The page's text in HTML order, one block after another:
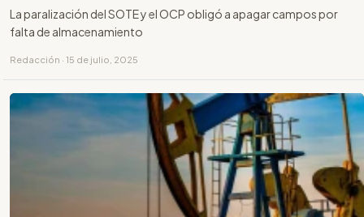
La paralización del SOTE y el OCP obligó a apagar campos por
falta de almacenamiento
Redacción · 15 de julio, 2025